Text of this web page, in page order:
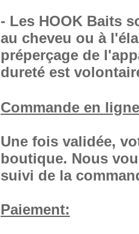
- Les HOOK Baits
au cheveu ou à
préperçage de
dureté est
Commande en
Une fois validée,
boutique. Nous
suivi de la
Paiement: